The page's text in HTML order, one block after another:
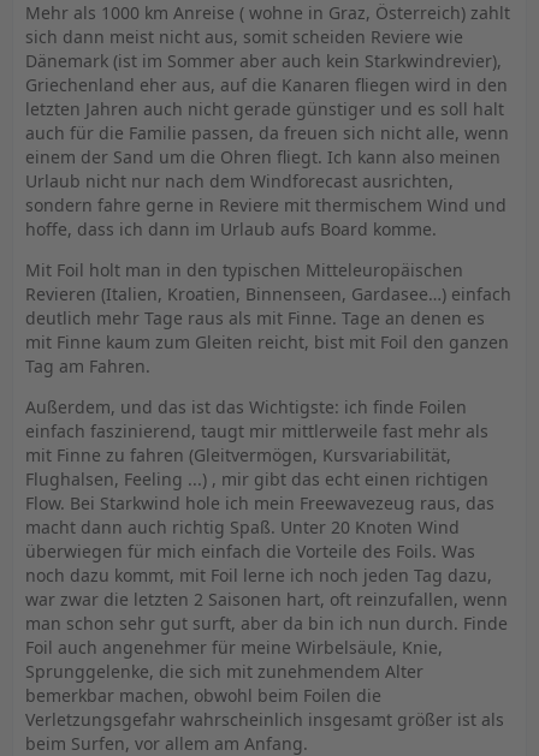
Mehr als 1000 km Anreise ( wohne in Graz, Österreich) zahlt
sich dann meist nicht aus, somit scheiden Reviere wie
Dänemark (ist im Sommer aber auch kein Starkwindrevier),
Griechenland eher aus, auf die Kanaren fliegen wird in den
letzten Jahren auch nicht gerade günstiger und es soll halt
auch für die Familie passen, da freuen sich nicht alle, wenn
einem der Sand um die Ohren fliegt. Ich kann also meinen
Urlaub nicht nur nach dem Windforecast ausrichten,
sondern fahre gerne in Reviere mit thermischem Wind und
hoffe, dass ich dann im Urlaub aufs Board komme.
Mit Foil holt man in den typischen Mitteleuropäischen
Revieren (Italien, Kroatien, Binnenseen, Gardasee…) einfach
deutlich mehr Tage raus als mit Finne. Tage an denen es
mit Finne kaum zum Gleiten reicht, bist mit Foil den ganzen
Tag am Fahren.
Außerdem, und das ist das Wichtigste: ich finde Foilen
einfach faszinierend, taugt mir mittlerweile fast mehr als
mit Finne zu fahren (Gleitvermögen, Kursvariabilität,
Flughalsen, Feeling ...) , mir gibt das echt einen richtigen
Flow. Bei Starkwind hole ich mein Freewavezeug raus, das
macht dann auch richtig Spaß. Unter 20 Knoten Wind
überwiegen für mich einfach die Vorteile des Foils. Was
noch dazu kommt, mit Foil lerne ich noch jeden Tag dazu,
war zwar die letzten 2 Saisonen hart, oft reinzufallen, wenn
man schon sehr gut surft, aber da bin ich nun durch. Finde
Foil auch angenehmer für meine Wirbelsäule, Knie,
Sprunggelenke, die sich mit zunehmendem Alter
bemerkbar machen, obwohl beim Foilen die
Verletzungsgefahr wahrscheinlich insgesamt größer ist als
beim Surfen, vor allem am Anfang.